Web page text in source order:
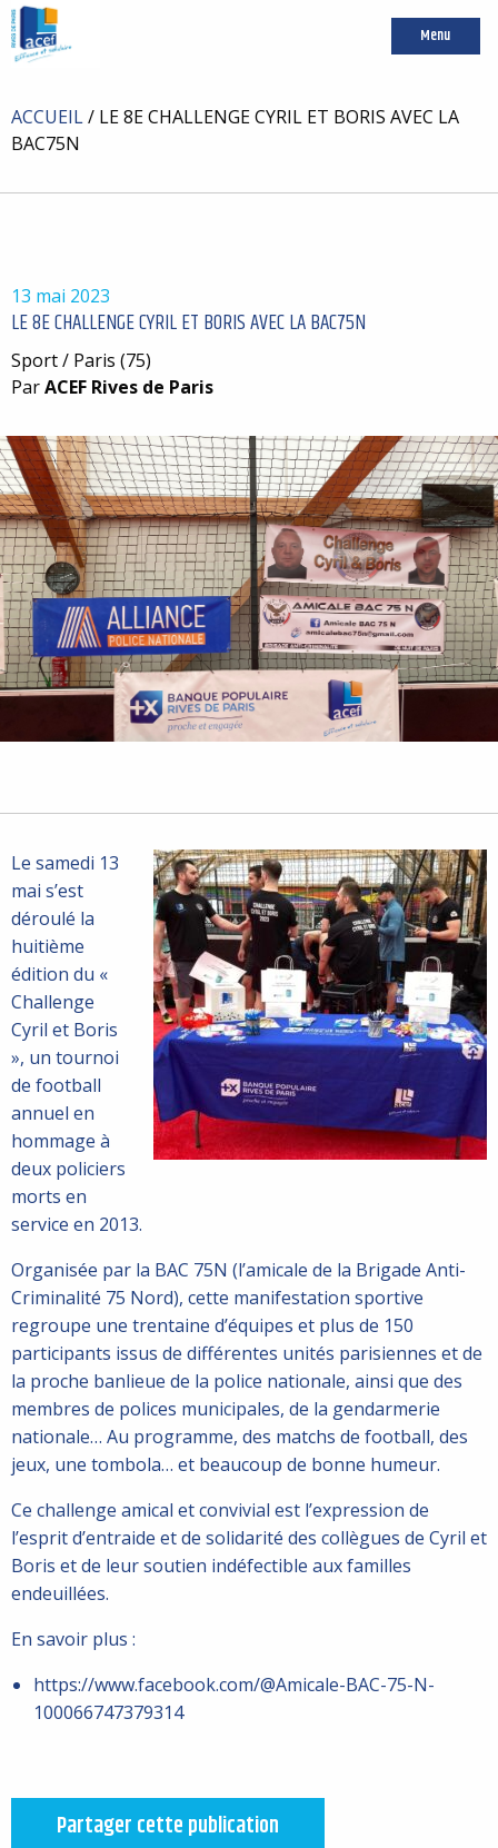
Menu
ACCUEIL/ LE 8E CHALLENGE CYRIL ET BORIS AVEC LA
BAC75N
13 mai 2023
LE 8E CHALLENGE CYRIL ET BORIS AVEC LA BAC75N
Sport / Paris (75)
ParACEF Rives de Paris
Le samedi 13
mai s’est
déroulé la
huitième
édition du «
Challenge
Cyril et Boris
», un tournoi
de football
annuel en
hommage à
deux policiers
morts en
service en 2013.
Organisée par la BAC 75N (l’amicale de la Brigade Anti-
Criminalité 75 Nord), cette manifestation sportive
regroupe une trentaine d’équipes et plus de 150
participants issus de différentes unités parisiennes et de
la proche banlieue de la police nationale, ainsi que des
membres de polices municipales, de la gendarmerie
nationale… Au programme, des matchs de football, des
jeux, une tombola… et beaucoup de bonne humeur.
Ce challenge amical et convivial est l’expression de
l’esprit d’entraide et de solidarité des collègues de Cyril et
Boris et de leur soutien indéfectible aux familles
endeuillées.
En savoir plus :
https://www.facebook.com/@Amicale-BAC-75-N-
100066747379314
Partager cette publication